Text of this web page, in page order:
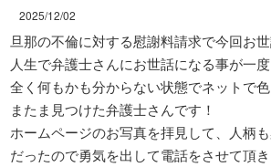
2025/12/02
旦那の不倫に対する慰謝料請求で今回お
人生で弁護士さんにお世話になる事が一度
全く何もかも分からない状態でネットで
またま見つけた弁護士さんです！
ホームページのお写真を拝見して、人柄
だったので勇気を出して電話をさせて頂き